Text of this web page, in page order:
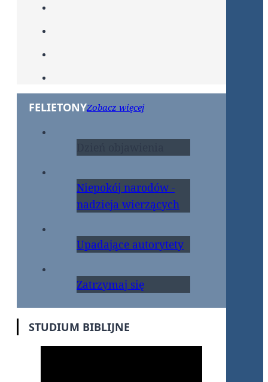
FELIETONYZobacz więcej
Niepokój narodów -
nadzieja wierzących
Upadające autorytety
Zatrzymaj się
STUDIUM BIBLIJNE